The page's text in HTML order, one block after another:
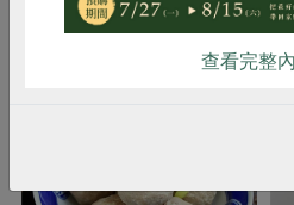
你可能有興
查看完整內